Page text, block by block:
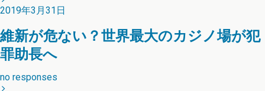
2019年3月31日
維新が危ない？世界最大のカジノ場が犯
罪助長へ
no responses